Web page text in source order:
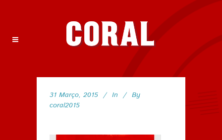
31 Março, 2015 In
By
coral2015